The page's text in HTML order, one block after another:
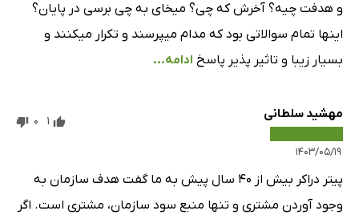
و هدفت چیه؟ آخرش که چی؟ میخای به چی برسی در پایان؟
اینها تمام سوالاتی بود که مدام میپرسند و تکرار میکنند و
بسیار زیبا و تاثیر پذیر پاسخ ادامه...
مهشید سلطانی
۱۴۰۳/۰۵/۱۹
1
0
پیتر دراکر بیش از ۴۰ سال پیش به ما گفت هدف سازمان به
وجود آوردن مشتری و تنها منبع سود سازمان، مشتری است. اگر